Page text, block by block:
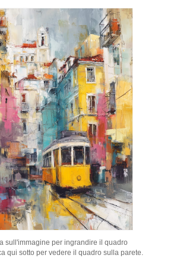
sull'immagine per ingrandire il quadro
qui sotto per vedere il quadro sulla parete.